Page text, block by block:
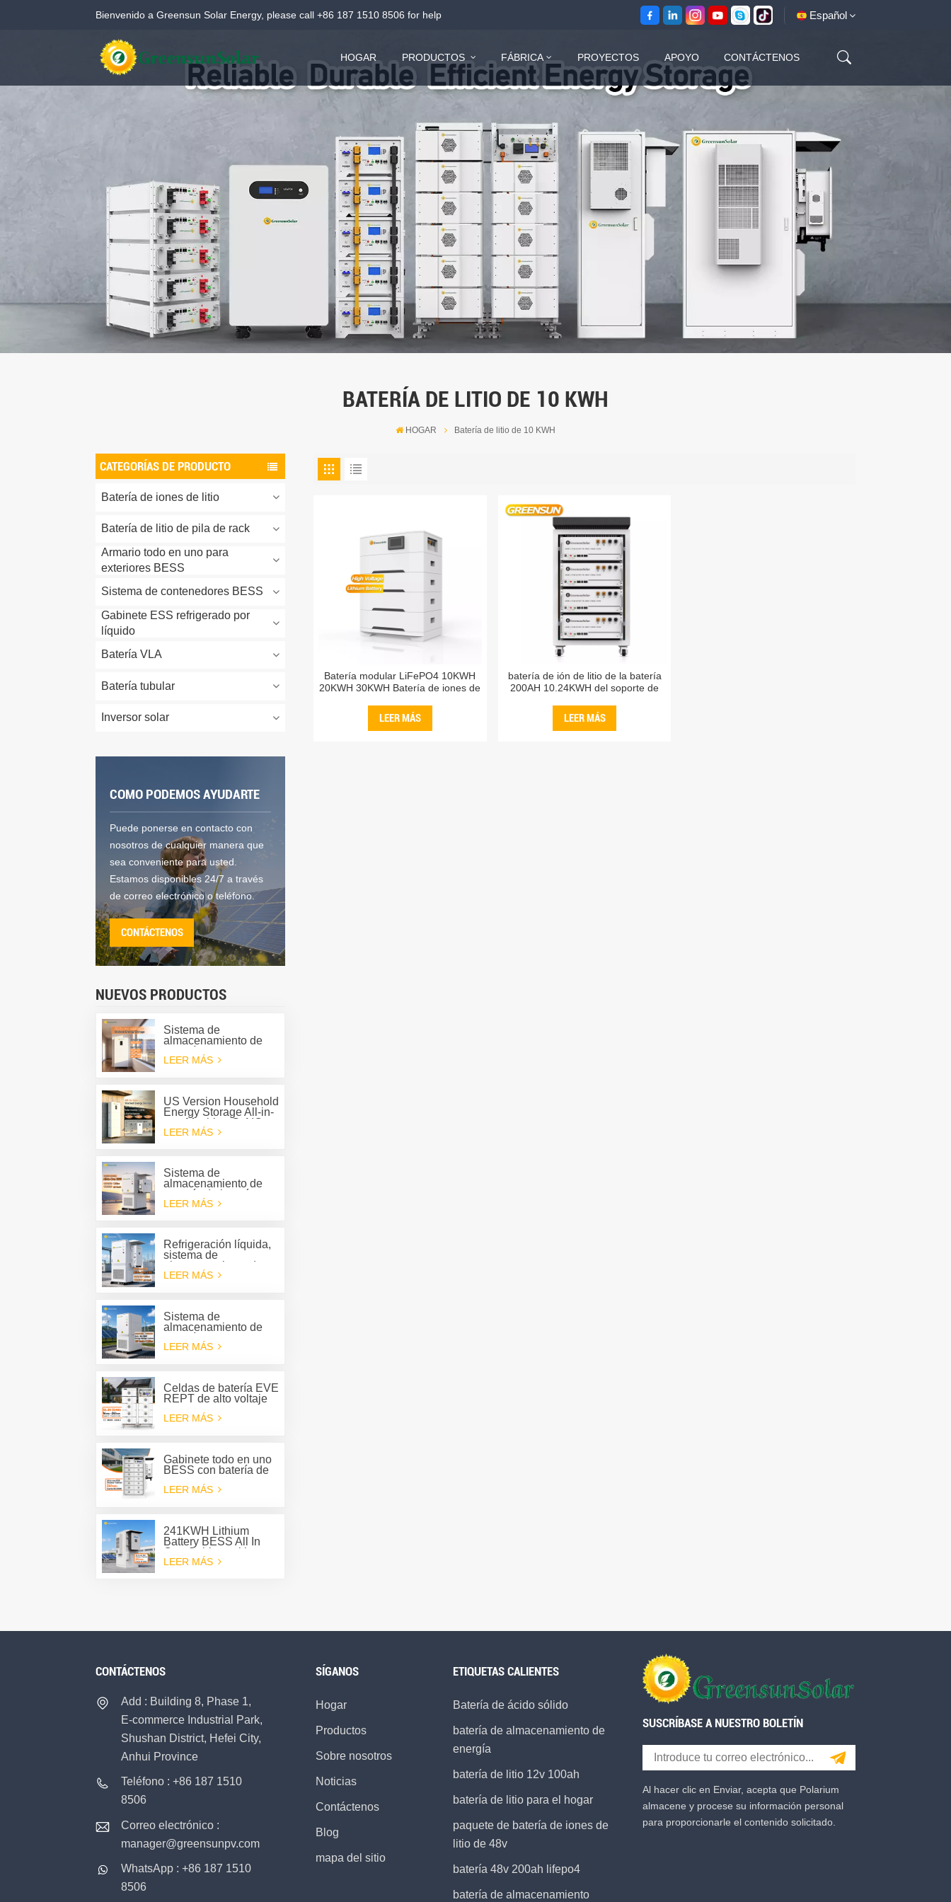
Bienvenido a Greensun Solar Energy, please call +86 187 1510 8506 for help Español
español
HOGAR PRODUCTOS FÁBRICA PROYECTOS APOYO CONTÁCTENOS
BATERÍA DE LITIO DE 10 KWH
HOGAR Batería de litio de 10 KWH
CATEGORÍAS DE PRODUCTO
Batería de iones de litio
Batería de litio de pila de rack
Armario todo en uno para
exteriores BESS
Sistema de contenedores BESS
Gabinete ESS refrigerado por
líquido
Batería VLA
Batería tubular
Inversor solar
COMO PODEMOS AYUDARTE
Puede ponerse en contacto con
nosotros de cualquier manera que
sea conveniente para usted.
Estamos disponibles 24/7 a través
de correo electrónico o teléfono.
CONTÁCTENOS
NUEVOS PRODUCTOS
Sistema de
almacenamiento de
el hogar Greensun,
LEER MÁS
US Version Household
Energy Storage All-in-
one Machine G-AIO-
200-U7.2K
LEER MÁS
Sistema de
almacenamiento de
energía de batería
(BESS) todo en uno
con refrigeración
líquida.
LEER MÁS
Refrigeración líquida,
sistema de
almacenamiento de
energía de batería
kW, sistema de
almacenamiento de
energía de batería de
261 kWh.
LEER MÁS
Sistema de
almacenamiento de
exteriores todo en uno
energía de 125 kW y
batería de 261 kWh.
LEER MÁS
Celdas de batería EVE
REPT de alto voltaje
Sistema de batería tipo
LEER MÁS
Gabinete todo en uno
BESS con batería de
sistema de
LEER MÁS
241KWH Lithium
Battery BESS All In
One Cabinet with
Deye three phase
LEER MÁS
Batería modular LiFePO4 10KWH
20KWH 30KWH Batería de iones de
solar híbrido fuera de la red
LEER MÁS
batería de ión de litio de la batería
200AH 10.24KWH del soporte de
sistemas eléctricos solares
LEER MÁS
CONTÁCTENOS
Add : Building 8, Phase 1,
E-commerce Industrial Park,
Shushan District, Hefei City,
Anhui Province
Teléfono : +86 187 1510
8506
Correo electrónico :
manager@greensunpv.com
WhatsApp : +86 187 1510
8506
SÍGANOS
Hogar
Productos
Sobre nosotros
Noticias
Contáctenos
Blog
mapa del sitio
ETIQUETAS CALIENTES
Batería de ácido sólido
batería de almacenamiento de
energía
batería de litio 12v 100ah
batería de litio para el hogar
paquete de batería de iones de
litio de 48v
batería 48v 200ah lifepo4
batería de almacenamiento
SUSCRÍBASE A NUESTRO BOLETÍN
Al hacer clic en Enviar, acepta que Polarium
almacene y procese su información personal
para proporcionarle el contenido solicitado.